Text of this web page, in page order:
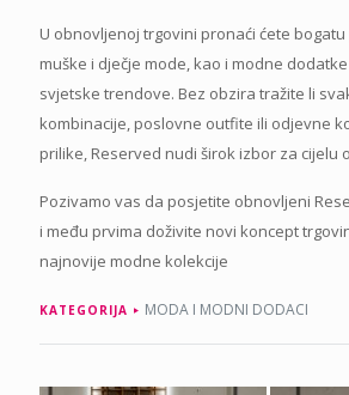
U obnovljenoj trgovini pronaći ćete
muške i dječje mode, kao i modne
svjetske trendove. Bez obzira tražite li
kombinacije, poslovne outfite ili odjevne
prilike, Reserved nudi širok izbor za cijelu
Pozivamo vas da posjetite obnovljeni
i među prvima doživite novi koncept
najnovije modne kolekcije
KATEGORIJA MODA I MODNI DODACI